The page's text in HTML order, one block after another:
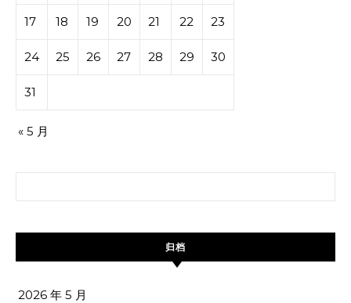
17 18 19 20 21 22 23
24 25 26 27 28 29 30
31
« 5 月
归档
2026 年 5 月